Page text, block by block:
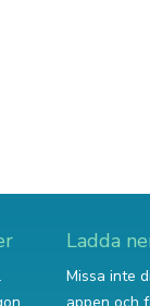
Ladda
Missa inte